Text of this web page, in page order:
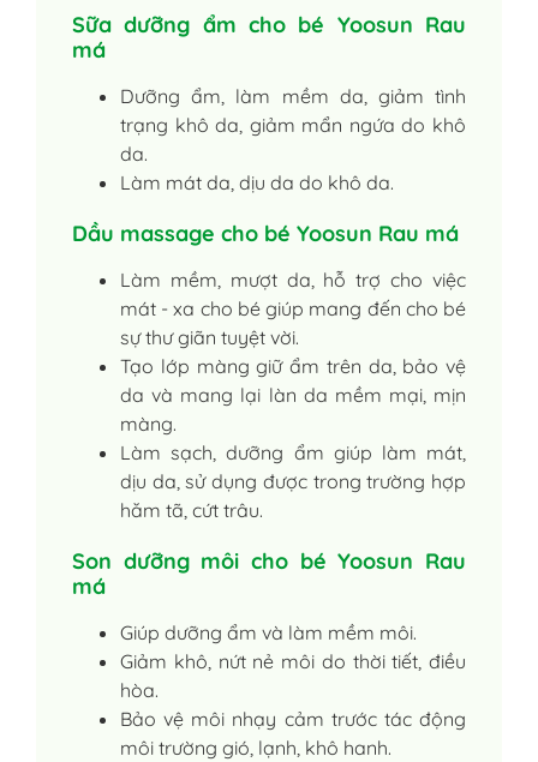
Sữa dưỡng ẩm cho bé Yoosun Rau
má
Dưỡng ẩm, làm mềm da, giảm tình
trạng khô da, giảm mẩn ngứa do khô
da.
Làm mát da, dịu da do khô da.
Dầu massage cho bé Yoosun Rau má
Làm mềm, mượt da, hỗ trợ cho việc
mát - xa cho bé giúp mang đến cho bé
sự thư giãn tuyệt vời.
Tạo lớp màng giữ ẩm trên da, bảo vệ
da và mang lại làn da mềm mại, mịn
màng.
Làm sạch, dưỡng ẩm giúp làm mát,
dịu da, sử dụng được trong trường hợp
hăm tã, cứt trâu.
Son dưỡng môi cho bé Yoosun Rau
má
Giúp dưỡng ẩm và làm mềm môi.
Giảm khô, nứt nẻ môi do thời tiết, điều
hòa.
Bảo vệ môi nhạy cảm trước tác động
môi trường gió, lạnh, khô hanh.